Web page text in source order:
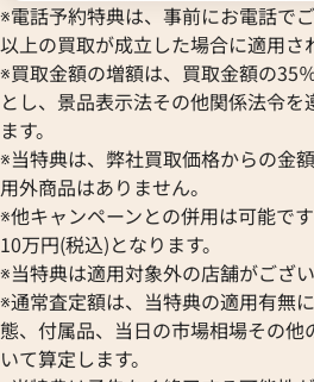
※電話予約特典は、事前にお電話で
以上の買取が成立した場合に適用さ
※買取金額の増額は、買取金額の35
とし、景品表示法その他関係法令
ます。
※当特典は、弊社買取価格からの金
用外商品はありません。
※他キャンペーンとの併用は可能で
10万円(税込)となります。
※当特典は適用対象外の店舗がござい
※通常査定額は、当特典の適用有無
態、付属品、当日の市場相場その
いて算定します。